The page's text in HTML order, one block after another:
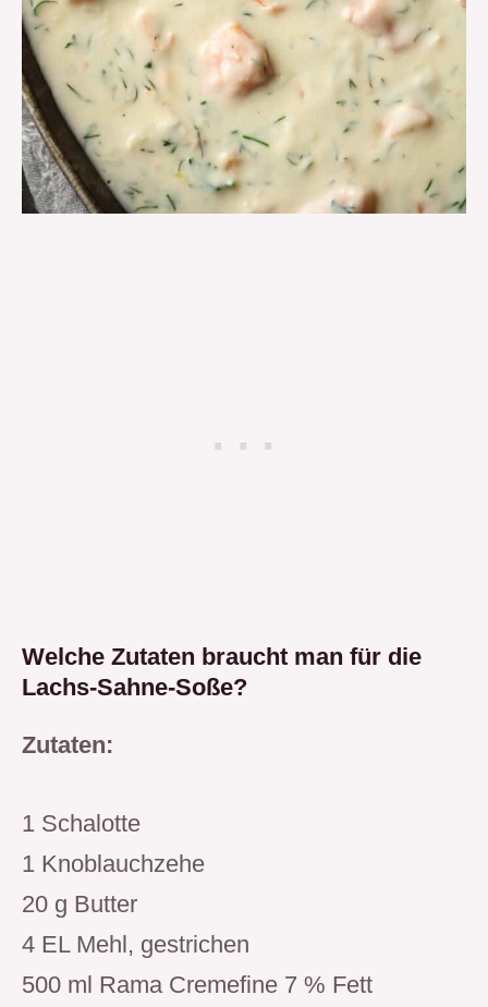
Welche Zutaten braucht man für die
Lachs-Sahne-Soße?
Zutaten:
1 Schalotte
1 Knoblauchzehe
20 g Butter
4 EL Mehl, gestrichen
500 ml Rama Cremefine 7 % Fett